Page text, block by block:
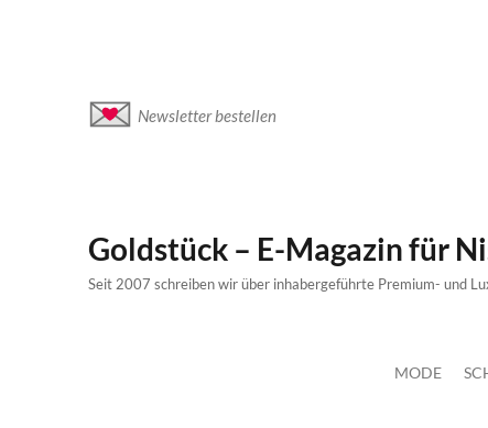
Newsletter bestellen
Goldstück – E-Magazin für
Seit 2007 schreiben wir über inhabergeführte Premium- und
MODE